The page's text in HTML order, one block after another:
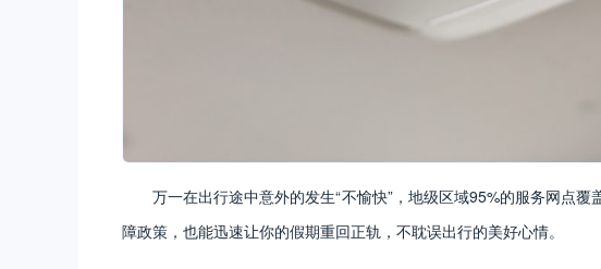
万一在出行途中意外的发生“不愉快”，地级区域95%的服务网点
障政策，也能迅速让你的假期重回正轨，不耽误出行的美好心情。